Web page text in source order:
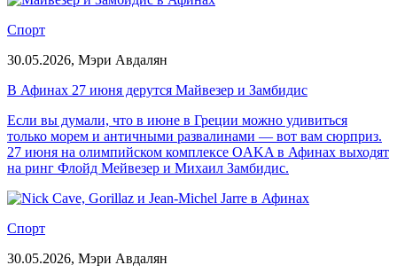
Спорт
30.05.2026, Мэри Авдалян
В Афинах 27 июня дерутся Майвезер и Замбидис
Если вы думали, что в июне в Греции можно удивиться
только морем и античными развалинами — вот вам сюрприз.
27 июня на олимпийском комплексе OAKA в Афинах выходят
на ринг Флойд Мейвезер и Михаил Замбидис.
Спорт
30.05.2026, Мэри Авдалян